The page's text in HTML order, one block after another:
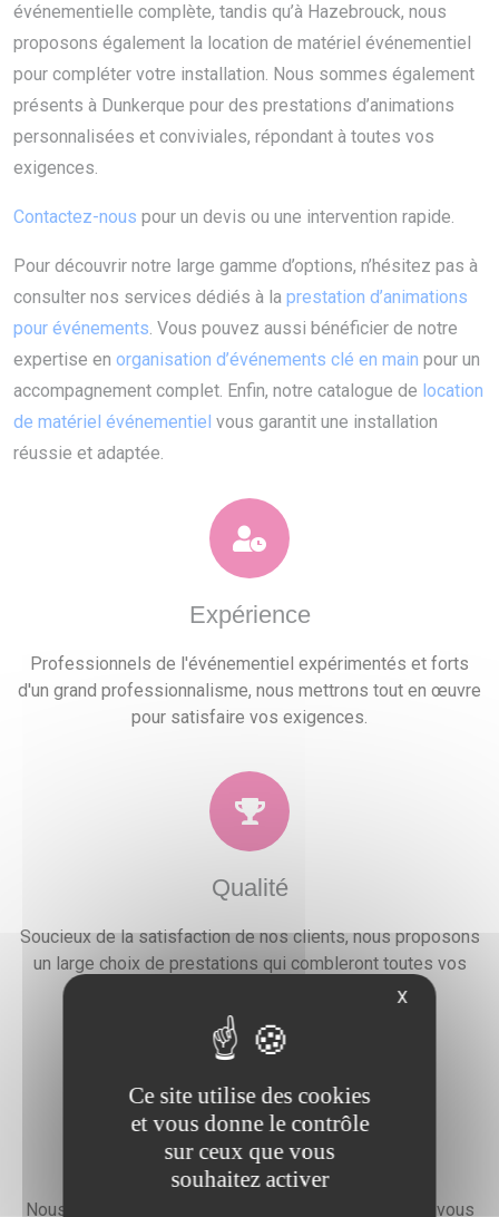
événementielle complète, tandis qu’à Hazebrouck, nous
proposons également la location de matériel événementiel
pour compléter votre installation. Nous sommes également
présents à Dunkerque pour des prestations d’animations
personnalisées et conviviales, répondant à toutes vos
exigences.
Contactez-nous pour un devis ou une intervention rapide.
Pour découvrir notre large gamme d’options, n’hésitez pas à
consulter nos services dédiés à la prestation d’animations
pour événements. Vous pouvez aussi bénéficier de notre
expertise en organisation d’événements clé en main pour un
accompagnement complet. Enfin, notre catalogue de location
de matériel événementiel vous garantit une installation
réussie et adaptée.
Expérience
Professionnels de l'événementiel expérimentés et forts
d'un grand professionnalisme, nous mettrons tout en œuvre
pour satisfaire vos exigences.
Qualité
Soucieux de la satisfaction de nos clients, nous proposons
un large choix de prestations qui combleront toutes vos
Devis gratuit
Nous faisons preuve d'une grande disponibilité pour vous
X
Ce site utilise des cookies
et vous donne le contrôle
sur ceux que vous
souhaitez activer